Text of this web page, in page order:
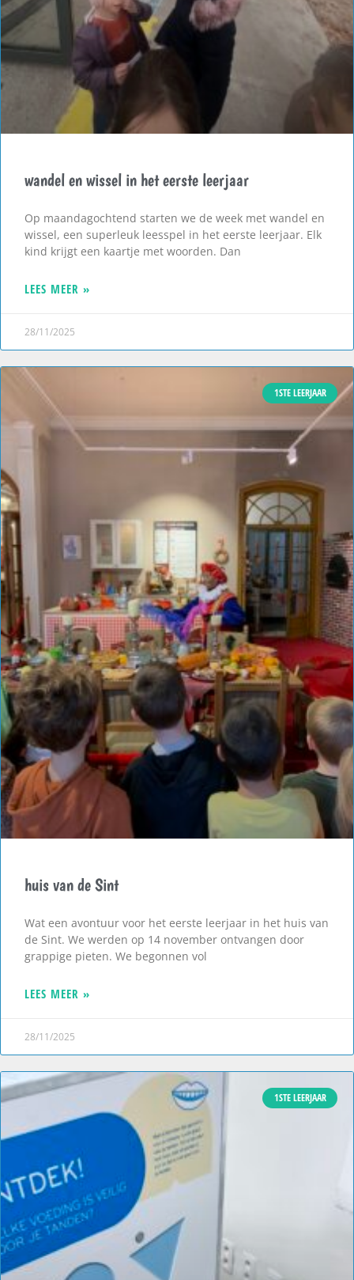
wandel en wissel in het eerste leerjaar
Op maandagochtend starten we de week met wandel en
wissel, een superleuk leesspel in het eerste leerjaar. Elk
kind krijgt een kaartje met woorden. Dan
LEES MEER »
28/11/2025
1STE LEERJAAR
huis van de Sint
Wat een avontuur voor het eerste leerjaar in het huis van
de Sint. We werden op 14 november ontvangen door
grappige pieten. We begonnen vol
LEES MEER »
28/11/2025
1STE LEERJAAR